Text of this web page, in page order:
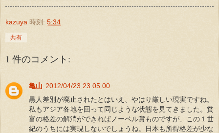
kazuya 時刻: 5:34
共有
1 件のコメント:
亀山 2012/04/23 23:05:00
黒人差別が廃止されたとはいえ、やはり厳しい現実ですね。
私もアジア各地を回って同じような状態を見てきました。貧
富の格差の解消ができればノーベル賞ものですが、この１世
紀のうちには実現しないでしょうね。日本も所得格差が少な